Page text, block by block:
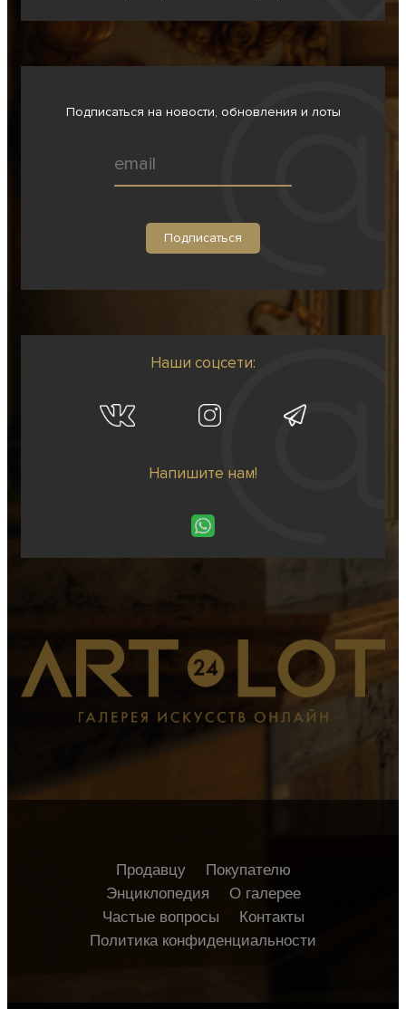
Подписаться на новости, обновления и лоты
Наши соцсети:
Напишите нам!
Продавцу
Покупателю
Энциклопедия
О галерее
Частые вопросы
Контакты
Политика конфиденциальности